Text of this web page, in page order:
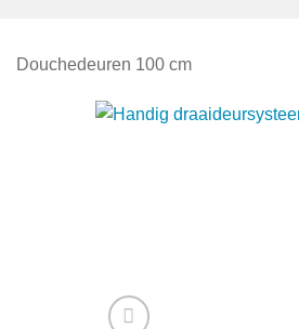
Douchedeuren 100 cm